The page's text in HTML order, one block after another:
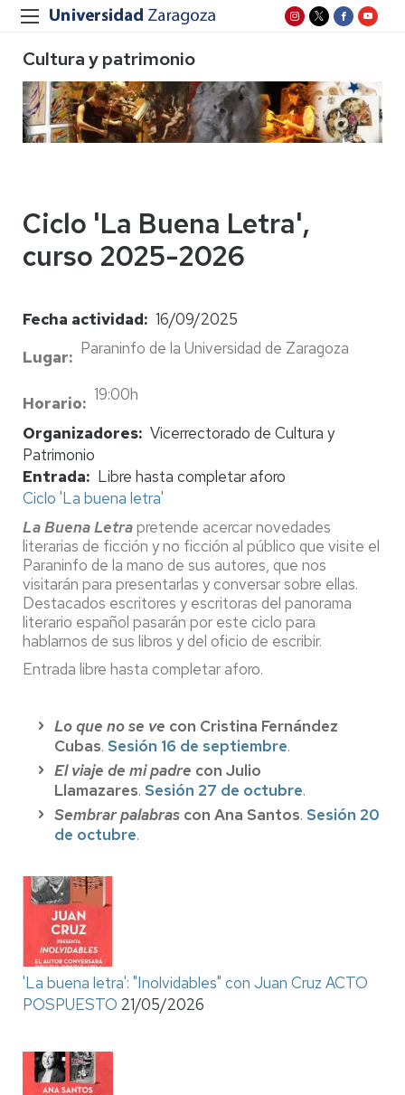
Cultura y patrimonio
Ciclo 'La Buena Letra',
curso 2025-2026
Fecha actividad
16/09/2025
Lugar
Paraninfo de la Universidad de Zaragoza
Horario
19:00h
Organizadores Vicerrectorado de Cultura y
Patrimonio
Entrada
Libre hasta completar aforo
Ciclo 'La buena letra'
La Buena Letrapretende acercar novedades
literarias de ficción y no ficción al público que visite el
Paraninfo de la mano de sus autores, que nos
visitarán para presentarlas y conversar sobre ellas.
Destacados escritores y escritoras del panorama
literario español pasarán por este ciclo para
hablarnos de sus libros y del oficio de escribir.
Entrada libre hasta completar aforo.
Lo que no se ve con Cristina Fernández
Cubas. Sesión 16 de septiembre.
El viaje de mi padre con Julio
Llamazares. Sesión 27 de octubre.
Sembrar palabras con Ana Santos. Sesión 20
de octubre.
'La buena letra': "Inolvidables" con Juan Cruz ACTO
POSPUESTO 21/05/2026